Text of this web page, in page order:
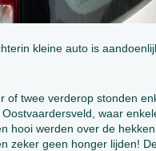
kleine auto is
of twee verderop stonden
waar
hooi werden over de
zeker geen honger lijden!